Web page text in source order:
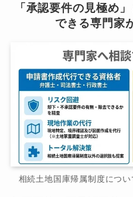
「承認要件の見極め
できる専門家
相続土地国庫帰属制度につ